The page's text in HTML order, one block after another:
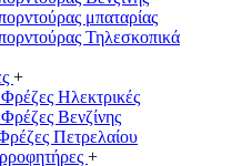
μπαταρίας
Τηλεσκοπικά
+
Ηλεκτρικές
Βενζίνης
Πετρελαίου
+